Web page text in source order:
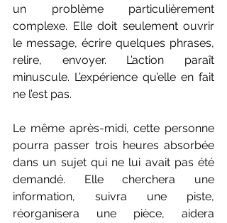
un problème particulièrement
complexe. Elle doit seulement ouvrir
le message, écrire quelques phrases,
relire, envoyer. L’action paraît
minuscule. L’expérience qu’elle en fait
ne l’est pas.
Le même après-midi, cette personne
pourra passer trois heures absorbée
dans un sujet qui ne lui avait pas été
demandé. Elle cherchera une
information, suivra une piste,
réorganisera une pièce, aidera